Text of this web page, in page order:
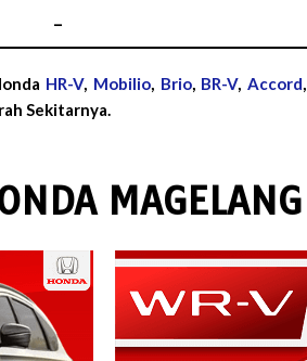
–
HR-V, Mobilio, Brio, BR-V, Accord,
Sekitarnya.
MAGELANG